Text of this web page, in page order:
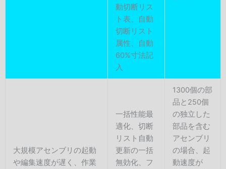
動切断リス
ト表、自動
切断リスト
属性、自動
60%寸法記
入
大規模アセンブリの起動
や編集速度が遅く、作業
一括性能最
適化、切断
リスト自動
更新の一括
無効化、フ
1300個の部
品と250個
の独立した
部品を含む
アセンブリ
の場合、起
動速度が